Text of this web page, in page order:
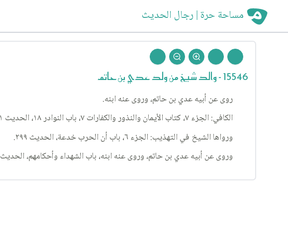
مساحة حرة | رجال الحديث
15546 - والد شيخ من ولد عدي بن حاتم
روى عن أبيه عدي بن حاتم، وروى عنه ابنه.
الكافي: الجزء ٧، كتاب الأيمان والنذور والكفارات ٧، باب النوادر ١٨، الحديث ١.
ورواها الشيخ في التهذيب: الجزء ٦، باب أن الحرب خدعة، الحديث ٢٩٩.
وروى عن أبيه عدي بن حاتم، وروى عنه ابنه، باب الشهداء وأحكامهم، الحديث ٣٢٢، من الجزء المتقدم.